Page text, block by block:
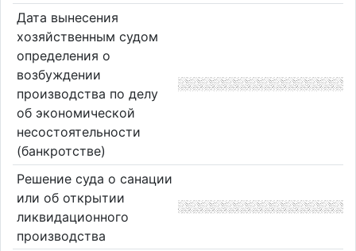
Дата вынесения
хозяйственным судом
определения о
возбуждении
производства по делу
об экономической
несостоятельности
(банкротстве)
Решение суда о санации
или об открытии
ликвидационного
производства